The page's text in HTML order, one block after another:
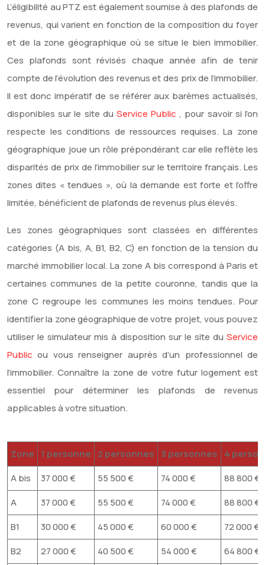
L’éligibilité au PTZ est également soumise à des plafonds de
revenus, qui varient en fonction de la composition du foyer
et de la zone géographique où se situe le bien immobilier.
Ces plafonds sont révisés chaque année afin de tenir
compte de l’évolution des revenus et des prix de l’immobilier.
Il est donc impératif de se référer aux barèmes actualisés,
disponibles sur le site du Service Public, pour savoir si l’on
respecte les conditions de ressources requises. La zone
géographique joue un rôle prépondérant car elle reflète les
disparités de prix de l’immobilier sur le territoire français. Les
zones dites « tendues », où la demande est forte et l’offre
limitée, bénéficient de plafonds de revenus plus élevés.
Les zones géographiques sont classées en différentes
catégories (A bis, A, B1, B2, C) en fonction de la tension du
marché immobilier local. La zone A bis correspond à Paris et
certaines communes de la petite couronne, tandis que la
zone C regroupe les communes les moins tendues. Pour
identifier la zone géographique de votre projet, vous pouvez
utiliser le simulateur mis à disposition sur le site du Service
Publicou vous renseigner auprès d’un professionnel de
l’immobilier. Connaître la zone de votre futur logement est
essentiel pour déterminer les plafonds de revenus
applicables à votre situation.
Zone 1 personne 2 personnes 3 personnes
4
A bis
37 000 € 55 500 € 74 000 €
88 800 €
A
37 000 € 55 500 € 74 000 €
88 800 €
B1
30 000 € 45 000 € 60 000 €
72 000 €
B2
27 000 € 40 500 € 54 000 € 64 800 €